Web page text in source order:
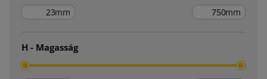
mm mm
H - Magasság